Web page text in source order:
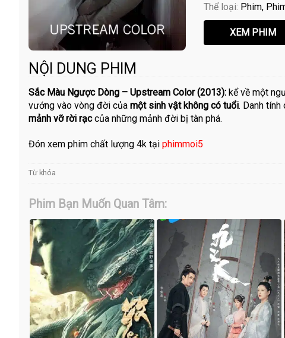
Thể loại: Phim
NỘI DUNG PHIM
Sắc Màu Ngược Dòng – Upstream Color (2013): kể về một
vướng vào vòng đời của một sinh vật không có tuổi. Danh
mảnh vỡ rời rạccủa những mảnh đời bị tàn phá.
Đón xem phim chất lượng 4k tại phimmoi5
Từ khóa
Phim Bạn Muốn Quan Tâm: